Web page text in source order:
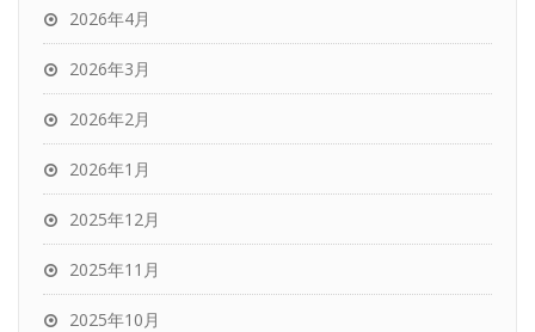
2026年4月
2026年3月
2026年2月
2026年1月
2025年12月
2025年11月
2025年10月